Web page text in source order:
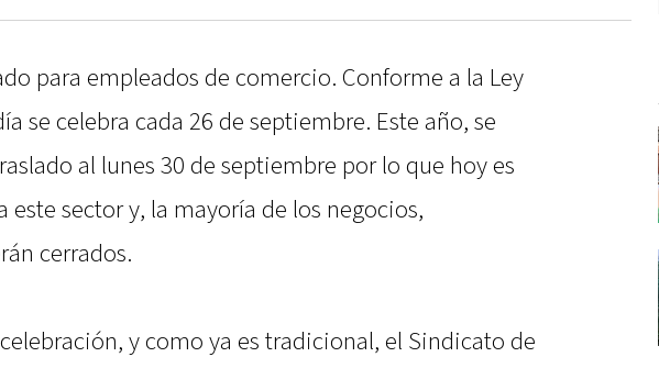
para empleados de comercio. Conforme a la Ley
se celebra cada 26 de septiembre. Este año, se
al lunes 30 de septiembre por lo que hoy es
este sector y, la mayoría de los negocios,
cerrados.
y como ya es tradicional, el Sindicato de